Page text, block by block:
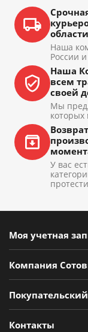
области
Наша
России
Наша
всем
своей
Мы
У вас
Моя учетная
Компания
Контакты